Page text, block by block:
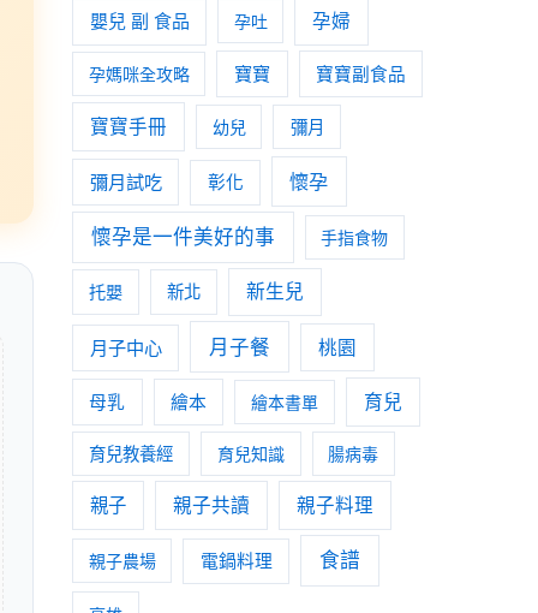
嬰兒 副 食品 孕吐 孕婦
孕媽咪全攻略 寶寶 寶寶副食品
寶寶手冊 幼兒 彌月
彌月試吃 彰化 懷孕
懷孕是一件美好的事 手指食物
托嬰 新北 新生兒
月子中心 月子餐 桃園
母乳 繪本 繪本書單 育兒
育兒教養經 育兒知識 腸病毒
親子 親子共讀 親子料理
親子農場 電鍋料理 食譜